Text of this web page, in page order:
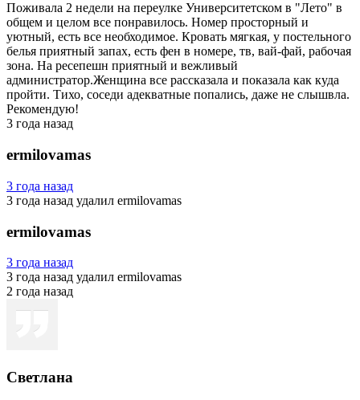
Поживала 2 недели на переулке Университетском в "Лето" в
общем и целом все понравилось. Номер просторный и
уютный, есть все необходимое. Кровать мягкая, у постельного
белья приятный запах, есть фен в номере, тв, вай-фай, рабочая
зона. На ресепешн приятный и вежливый
администратор.Женщина все рассказала и показала как куда
пройти. Тихо, соседи адекватные попались, даже не слышвла.
Рекомендую!
3 года назад
ermilovamas
3 года назад
3 года назад удалил ermilovamas
ermilovamas
3 года назад
3 года назад удалил ermilovamas
2 года назад
Светлана